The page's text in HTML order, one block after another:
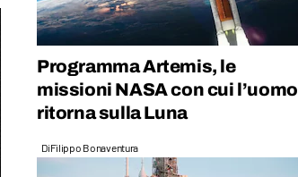
Programma Artemis, le
missioni NASA con cui l’uomo
ritorna sulla Luna
DiFilippo Bonaventura